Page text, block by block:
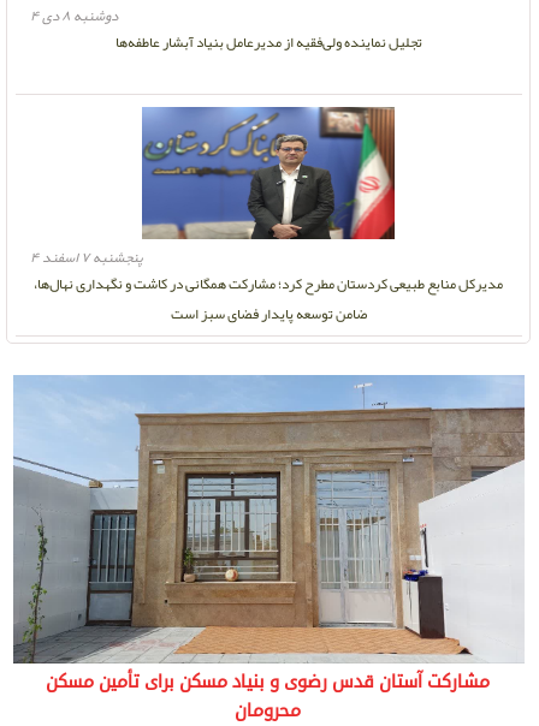
مدیرکل منابع طبیعی کردستان مطرح کرد؛ مشارکت همگانی در کاشت و نگهداری نهال‌ها،
ضامن توسعه پایدار فضای سبز است
پنجشنبه ۷ اسفند ۴
تجلیل نماینده ولی‌فقیه از مدیرعامل بنیاد آبشار عاطفه‌ها
دوشنبه ۸ دی ۴
مشارکت آستان قدس رضوی و بنیاد مسکن برای تأمین مسکن
محرومان